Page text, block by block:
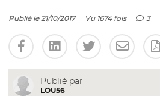
Publié le 21/10/2017 Vu 1674 fois 3
Publié par
LOU56